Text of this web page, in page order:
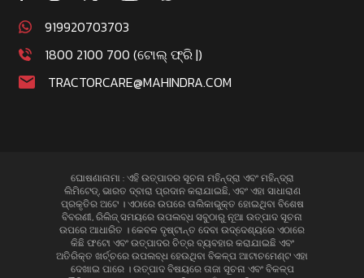
919920703703
1800 2100 700 (ଟୋଲ୍ ଫ୍ରି |)
TRACTORCARE@MAHINDRA.COM
ଘୋଷଣାନାମା : ଏହି ଉତ୍ପାଦର ସୂଚନା ମହିନ୍ଦ୍ରା ଏବଂ ମହିନ୍ଦ୍ରା
ଲିମିଟେଡ୍, ଭାରତ ଦ୍ବାରା ପ୍ରଦାନ କରାଯାଇଛି, ଏବଂ ଏହା ସାଧାରାଣ
ପ୍ରକୃତିର ଅଟେ । ଏଠାରେ ଉପରେ ତାଲିକାଭୁକ୍ତ ହୋଇଥିବା ବିଶେଷ
ବିବରଣୀ, ରିଲିଜ୍ ସମୟରେ ଉପଲବ୍ଧ ସବୁଠାରୁ ନୂଆ ଉତ୍ପାଦ ସୂଚନା
ଉପରେ ଆଧାରିତ । କେବଳ ଦୃଷ୍ଟାନ୍ତ ଦେବା ଉଦ୍ଦେଶ୍ୟରେ ଏଠାରେ
କିଛି ଫଟୋ ଏବଂ ଉତ୍ପାଦର ଚିତ୍ର ବ୍ୟବହାର କରାଯାଇଛି ଏବଂ
ଅତିରିକ୍ତ ଖର୍ଚ୍ଚରେ ଉପଲବ୍ଧ ହେଉଥିବା ବିକଳ୍ପ ଆଟାଚମେଣ୍ଟ ଏହା
ଦେଖାଇ ପାରେ । ଉତ୍ପାଦ ବିଷୟରେ ତାଜା ସୂଚନା ଏବଂ ବିକଳ୍ପ